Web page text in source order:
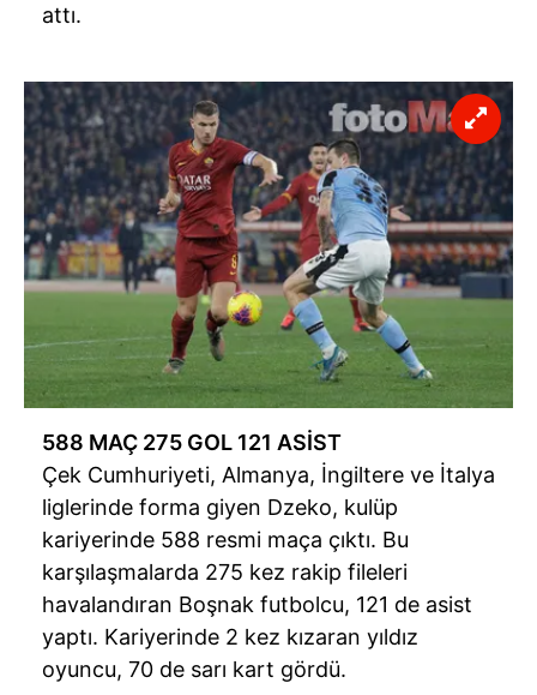
attı.
588 MAÇ 275 GOL 121 ASİST
Çek Cumhuriyeti, Almanya, İngiltere ve İtalya
liglerinde forma giyen Dzeko, kulüp
kariyerinde 588 resmi maça çıktı. Bu
karşılaşmalarda 275 kez rakip fileleri
havalandıran Boşnak futbolcu, 121 de asist
yaptı. Kariyerinde 2 kez kızaran yıldız
oyuncu, 70 de sarı kart gördü.